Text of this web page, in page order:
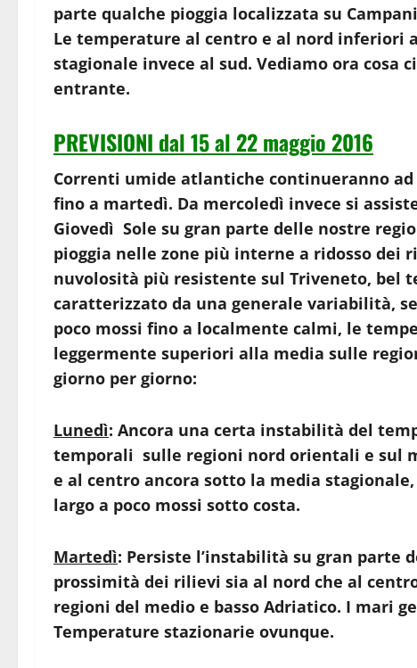
parte qualche pioggia localizzata su
Le temperature al centro e al nord inferiori
stagionale invece al sud. Vediamo ora cosa
entrante.
PREVISIONI dal 15 al 22 maggio 2016
Correnti umide atlantiche continueranno
fino a martedì. Da mercoledì invece si
Giovedì Sole su gran parte delle nostre
pioggia nelle zone più interne a ridosso dei
nuvolosità più resistente sul Triveneto, bel
caratterizzato da una generale variabilità,
poco mossi fino a localmente calmi, le
leggermente superiori alla media sulle
giorno per giorno:
Lunedì: Ancora una certa instabilità del
temporali sulle regioni nord orientali e sul
e al centro ancora sotto la media
largo a poco mossi sotto costa.
Martedì: Persiste l’instabilità su gran parte
prossimità dei rilievi sia al nord che al
regioni del medio e basso Adriatico. I mari
Temperature stazionarie ovunque.